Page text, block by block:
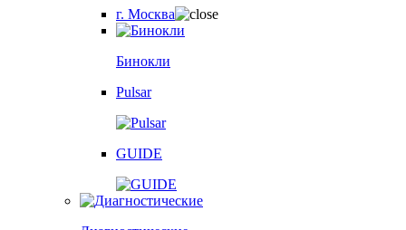
г. Москва
Бинокли
Pulsar
GUIDE